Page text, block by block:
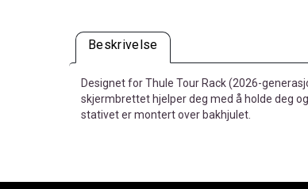
Beskrivelse
Designet for Thule Tour Rack (2026-
skjermbrettet hjelper deg med å holde deg
stativet er montert over bakhjulet.